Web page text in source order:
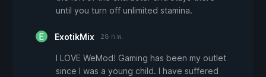
until you turn off unlimited stamina.
ExotikMix 28 ก.พ.
I LOVE WeMod! Gaming has been my outlet
since I was a young child. I have suffered